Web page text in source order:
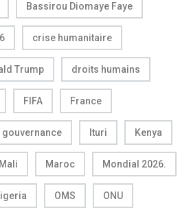
Bassirou Diomaye Faye
crise humanitaire
Trump droits humains
FIFA France
gouvernance Ituri Kenya
Mali Maroc Mondial 2026.
OMS ONU